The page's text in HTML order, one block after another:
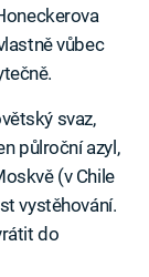
vůbec
svaz,
půlroční azyl,
(v Chile
vystěhování.
do